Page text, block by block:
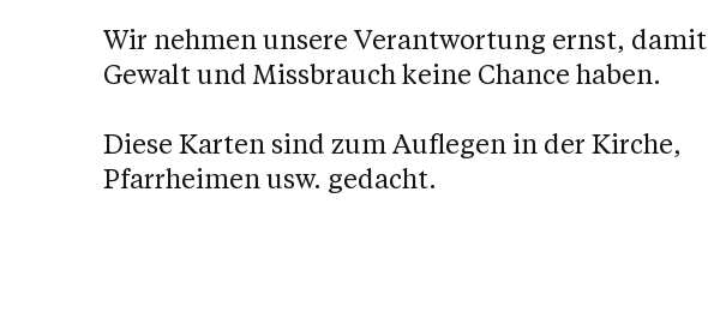
Wir nehmen unsere Verantwortung ernst, damit
Gewalt und Missbrauch keine Chance haben.
Diese Karten sind zum Auflegen in der Kirche,
Pfarrheimen usw. gedacht.